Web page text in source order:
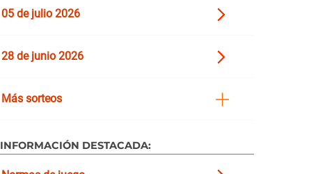
05 de julio 2026
28 de junio 2026
Más sorteos
INFORMACIÓN DESTACADA: